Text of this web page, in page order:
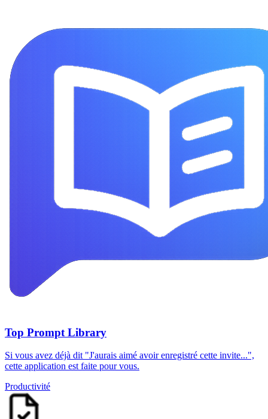
Top Prompt Library
Si vous avez déjà dit "J'aurais aimé avoir enregistré cette invite...",
cette application est faite pour vous.
Productivité